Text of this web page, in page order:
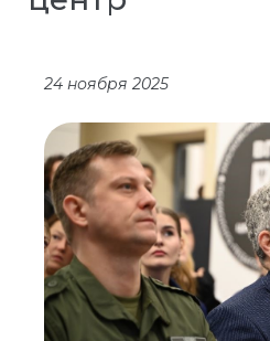
24 ноября 2025